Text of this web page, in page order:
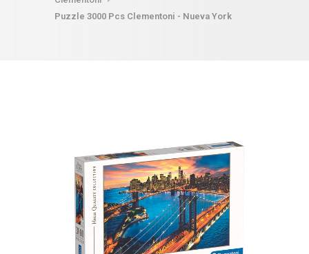
Puzzle 3000 Pcs Clementoni - Nueva York